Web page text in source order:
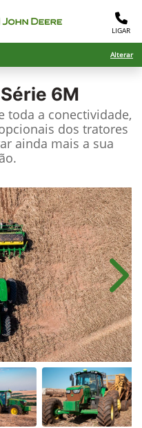
LIGAR
Alterar
Série 6M
toda a conectividade,
dos tratores
ainda mais a sua